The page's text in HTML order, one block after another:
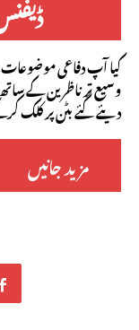
کیا آپ دفاعی
وسیع تر ناظرین کے
دیئے گئے بٹن پر کلک
مزید جانیں